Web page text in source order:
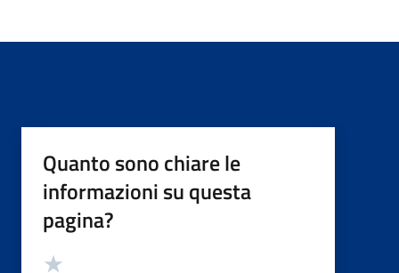
Quanto sono chiare le
informazioni su questa
pagina?
Valutazione